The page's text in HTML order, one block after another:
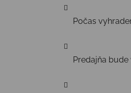
Počas
Predajňa